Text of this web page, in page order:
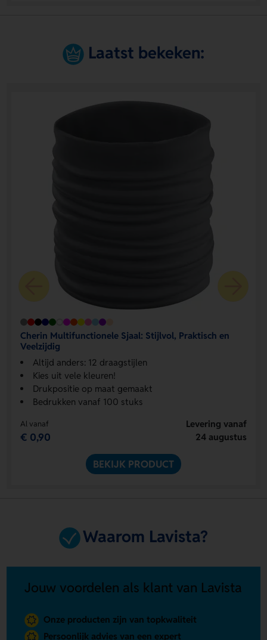
Laatst bekeken:
Cherin Multifunctionele Sjaal: Stijlvol, Praktisch en
Veelzijdig
Altijd anders: 12 draagstijlen
Kies uit vele kleuren!
Drukpositie op maat gemaakt
Bedrukken vanaf 100 stuks
Al vanaf
€ 0,90
Levering vanaf
24 augustus
BEKIJK PRODUCT
Waarom Lavista?
Jouw voordelen als klant van Lavista
Onze producten zijn van topkwaliteit
Persoonlijk advies van een expert